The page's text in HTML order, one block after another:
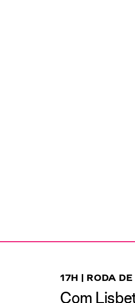
17H | RODA
Com